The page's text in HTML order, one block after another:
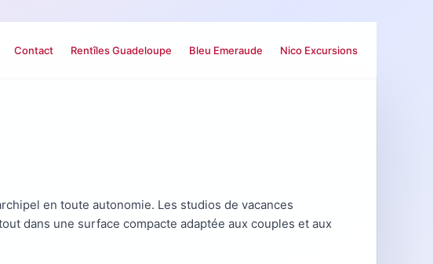
Contact Rentîles Guadeloupe Bleu Emeraude Nico Excursions
en toute autonomie. Les studios de vacances
dans une surface compacte adaptée aux couples et aux